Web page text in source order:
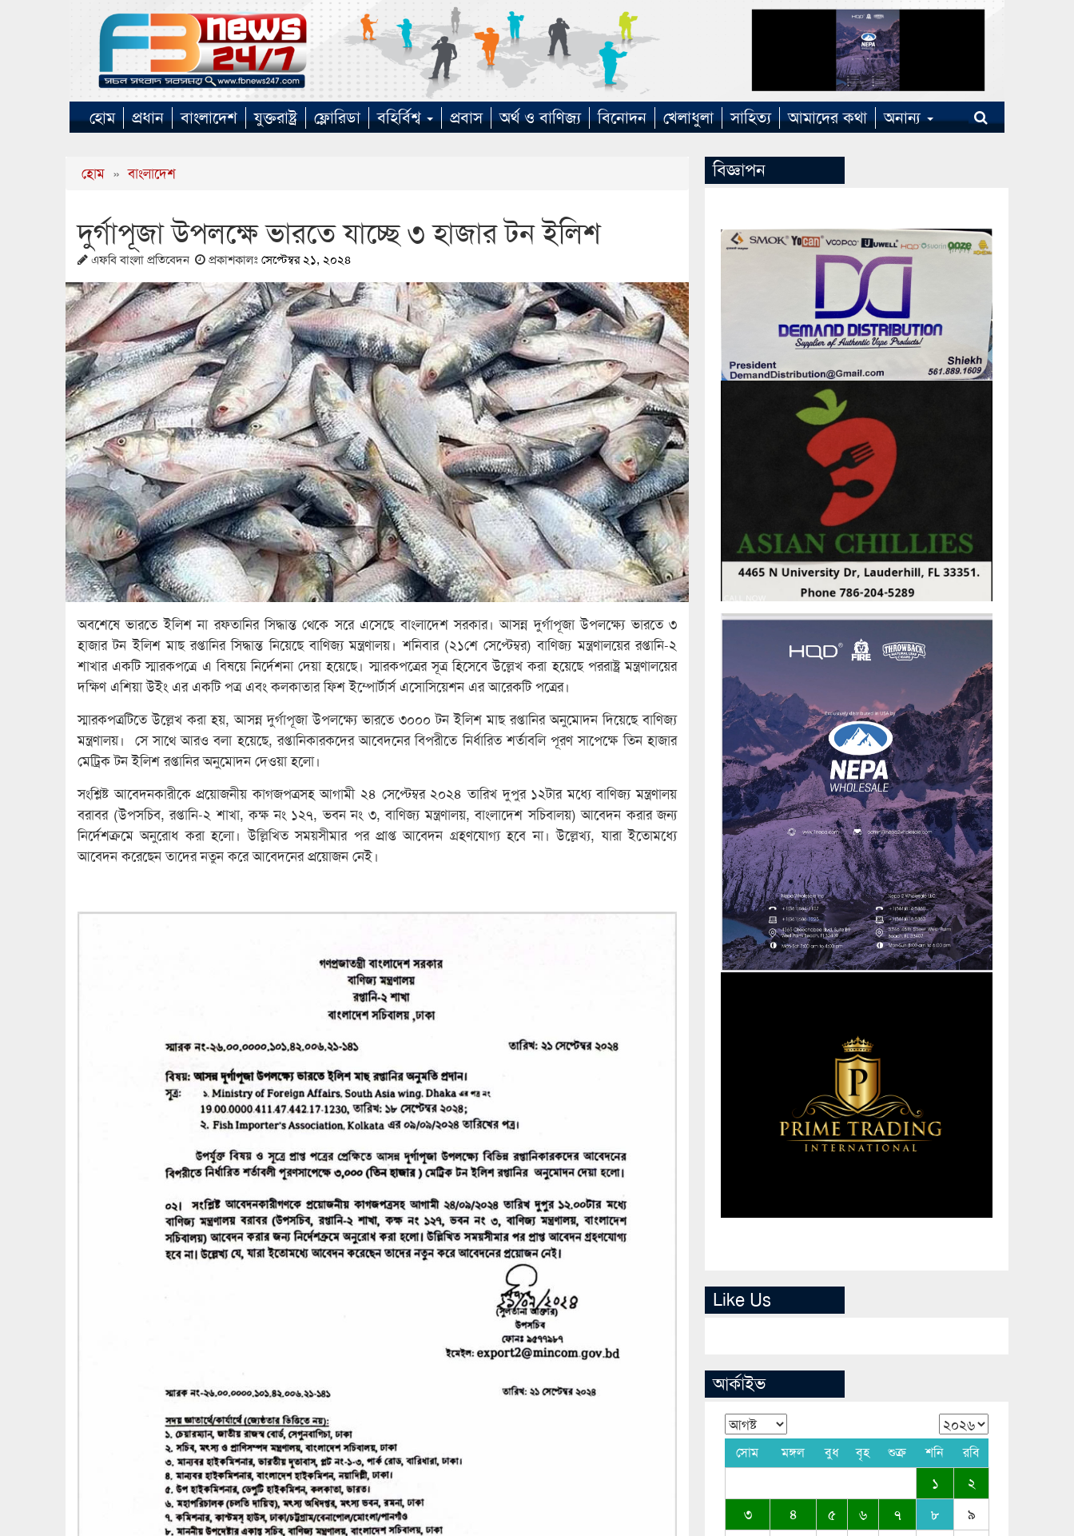
হোম প্রধান বাংলাদেশ যুক্তরাষ্ট্র ফ্লোরিডা বহির্বিশ্ব প্রবাস অর্থ ও বাণিজ্য বিনোদন খেলাধুলা সাহিত্য আমাদের কথা অনান্য
হোম » বাংলাদেশ
দুর্গাপূজা উপলক্ষে ভারতে যাচ্ছে ৩ হাজার টন ইলিশ
এফবি বাংলা প্রতিবেদন প্রকাশকালঃ সেপ্টেম্বর ২১, ২০২৪
অবশেষে ভারতে ইলিশ না রফতানির সিদ্ধান্ত থেকে সরে এসেছে বাংলাদেশ সরকার। আসন্ন দুর্গাপূজা উপলক্ষ্যে ভারতে ৩
হাজার টন ইলিশ মাছ রপ্তানির সিদ্ধান্ত নিয়েছে বাণিজ্য মন্ত্রণালয়। শনিবার (২১শে সেপ্টেম্বর) বাণিজ্য মন্ত্রণালয়ের রপ্তানি-২
শাখার একটি স্মারকপত্রে এ বিষয়ে নির্দেশনা দেয়া হয়েছে। স্মারকপত্রের সূত্র হিসেবে উল্লেখ করা হয়েছে পররাষ্ট্র মন্ত্রণালয়ের
দক্ষিণ এশিয়া উইং এর একটি পত্র এবং কলকাতার ফিশ ইম্পোর্টার্স এসোসিয়েশন এর আরেকটি পত্রের।
স্মারকপত্রটিতে উল্লেখ করা হয়, আসন্ন দুর্গাপূজা উপলক্ষ্যে ভারতে ৩০০০ টন ইলিশ মাছ রপ্তানির অনুমোদন দিয়েছে বাণিজ্য
মন্ত্রণালয়। সে সাথে আরও বলা হয়েছে, রপ্তানিকারকদের আবেদনের বিপরীতে নির্ধারিত শর্তাবলি পূরণ সাপেক্ষে তিন হাজার
মেট্রিক টন ইলিশ রপ্তানির অনুমোদন দেওয়া হলো।
সংশ্লিষ্ট আবেদনকারীকে প্রয়োজনীয় কাগজপত্রসহ আগামী ২৪ সেপ্টেম্বর ২০২৪ তারিখ দুপুর ১২টার মধ্যে বাণিজ্য মন্ত্রণালয়
বরাবর (উপসচিব, রপ্তানি-২ শাখা, কক্ষ নং ১২৭, ভবন নং ৩, বাণিজ্য মন্ত্রণালয়, বাংলাদেশ সচিবালয়) আবেদন করার জন্য
নির্দেশক্রমে অনুরোধ করা হলো। উল্লিখিত সময়সীমার পর প্রাপ্ত আবেদন গ্রহণযোগ্য হবে না। উল্লেখ্য, যারা ইতোমধ্যে
আবেদন করেছেন তাদের নতুন করে আবেদনের প্রয়োজন নেই।
বিজ্ঞাপন
Like Us
আর্কাইভ
সোম মঙ্গল বুধ বৃহ শুক্র শনি রবি
১
২
৩
৪ ৫ ৬ ৭ ৮
৯